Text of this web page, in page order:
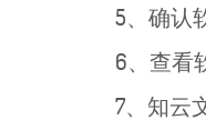
5、确认
6、查看
7、知云